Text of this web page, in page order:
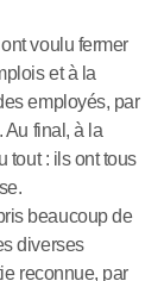
voulu fermer
et à la
employés, par
Au final, à la
tout : ils ont tous
beaucoup de
diverses
reconnue, par